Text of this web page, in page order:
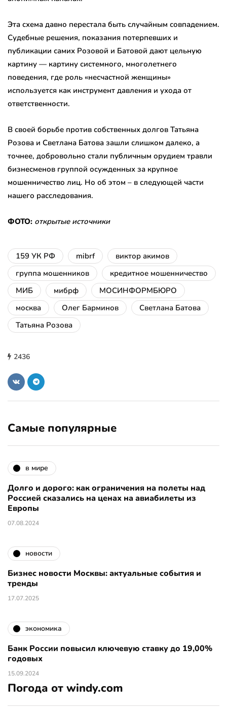
Эта схема давно перестала быть случайным совпадением.
Судебные решения, показания потерпевших и
публикации самих Розовой и Батовой дают цельную
картину — картину системного, многолетнего
поведения, где роль «несчастной женщины»
используется как инструмент давления и ухода от
ответственности.
В своей борьбе против собственных долгов Татьяна
Розова и Светлана Батова зашли слишком далеко, а
точнее, добровольно стали публичным орудием травли
бизнесменов группой осужденных за крупное
мошенничество лиц. Но об этом – в следующей части
нашего расследования.
ФОТО: открытые источники
159 УК РФ mibrf
виктор акимов
группа мошенников
кредитное мошенничество
МИБ
мибрф
МОСИНФОРМБЮРО
москва
Олег Барминов
Светлана Батова
Татьяна Розова
2436
Самые популярные
в мире
Долго и дорого: как ограничения на полеты над
Россией сказались на ценах на авиабилеты из
Европы
07.08.2024
новости
Бизнес новости Москвы: актуальные события и
тренды
17.07.2025
экономика
Банк России повысил ключевую ставку до 19,00%
годовых
15.09.2024
Погода от windy.com